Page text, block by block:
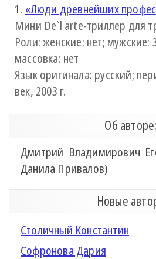
1. «Люди древнейших
Мини De`l arte-триллер для
Роли: женские: нет; мужские:
массовка: нет
Язык оригинала: русский;
век, 2003 г.
Об авторе:
Дмитрий Владимирович
Данила Привалов)
Новые
Столичный Константин
Софронова Дария